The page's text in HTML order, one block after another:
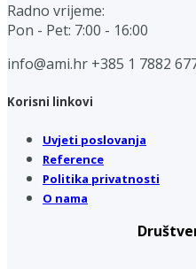
Radno vrijeme:
Pon - Pet: 7:00 - 16:00
info@ami.hr +385 1 7882
Korisni linkovi
Uvjeti poslovanja
Reference
Politika privatnosti
O nama